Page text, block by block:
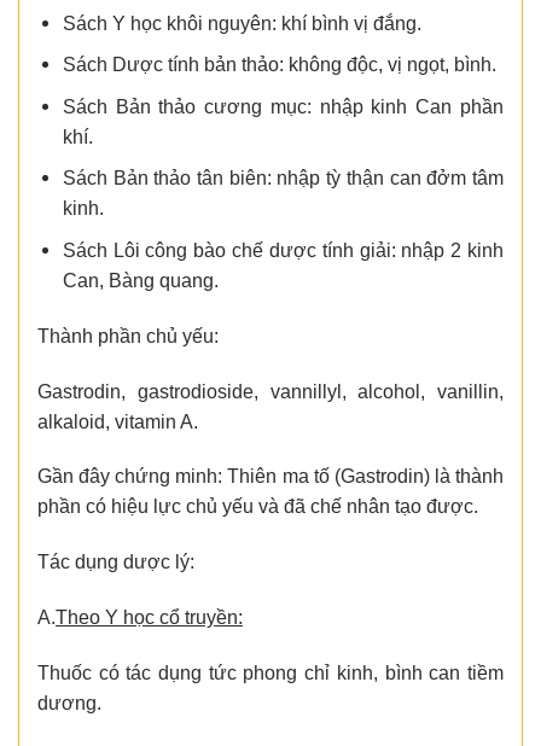
Sách Y học khôi nguyên: khí bình vị đắng.
Sách Dược tính bản thảo: không độc, vị ngọt, bình.
Sách Bản thảo cương mục: nhập kinh Can phần
khí.
Sách Bản thảo tân biên: nhập tỳ thận can đởm tâm
kinh.
Sách Lôi công bào chế dược tính giải: nhập 2 kinh
Can, Bàng quang.
Thành phần chủ yếu:
Gastrodin, gastrodioside, vannillyl, alcohol, vanillin,
alkaloid, vitamin A.
Gần đây chứng minh: Thiên ma tố (Gastrodin) là thành
phần có hiệu lực chủ yếu và đã chế nhân tạo được.
Tác dụng dược lý:
A.Theo Y học cổ truyền:
Thuốc có tác dụng tức phong chỉ kinh, bình can tiềm
dương.